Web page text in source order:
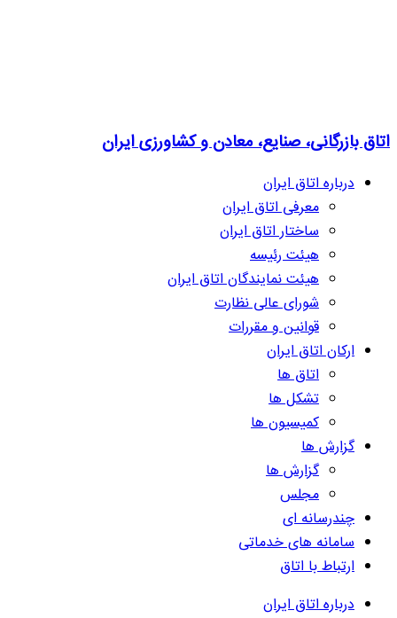
اتاق بازرگانی، صنایع، معادن و کشاورزی ایران
درباره اتاق ایران
معرفی اتاق ایران
ساختار اتاق ایران
هیئت رئیسه
هیئت نمایندگان اتاق ایران
شورای عالی نظارت
قوانین و مقررات
ارکان اتاق ایران
اتاق ها
تشکل ها
کمیسیون ها
گزارش ها
گزارش ها
مجلس
چندرسانه ای
سامانه های خدماتی
ارتباط با اتاق
درباره اتاق ایران